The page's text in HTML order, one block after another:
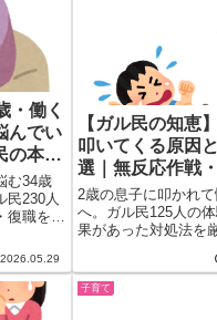
・働く
んでい
の本音
む34歳
民230人
職を勧
凍結の選
で、同じ
リアル
。
2026.05.29
【ガル民の知恵
叩いてくる原因
選｜無反応作戦
戦・療育相談の
2歳の息子に叩かれ
へ。ガル民125人の
果があった対処法を
手作り絵本・パパの
談まで、今日から試
知恵をまとめました
子育て